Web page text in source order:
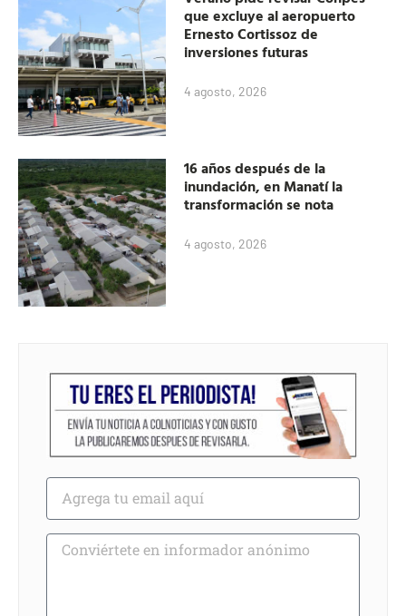
que excluye al aeropuerto
Ernesto Cortissoz de
inversiones futuras
4 agosto, 2026
16 años después de la
inundación, en Manatí la
transformación se nota
4 agosto, 2026